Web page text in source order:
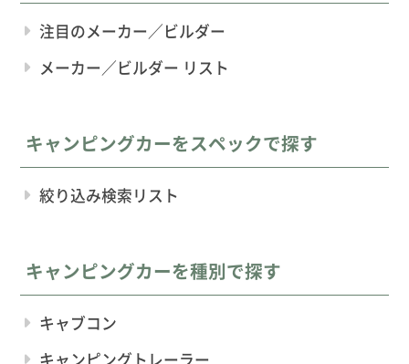
注目のメーカー／ビルダー
メーカー／ビルダー リスト
キャンピングカーをスペックで探す
絞り込み検索リスト
キャンピングカーを種別で探す
キャブコン
キャンピングトレーラー